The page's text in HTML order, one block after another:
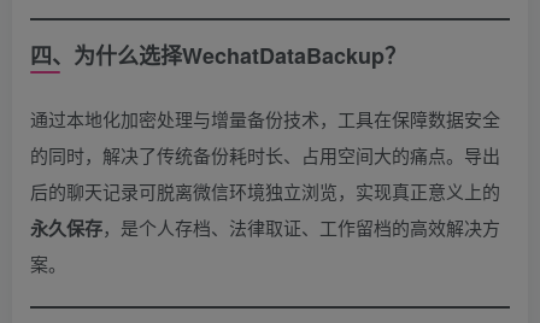
四、为什么选择WechatDataBackup？
通过本地化加密处理与增量备份技术，工具在保障数据安全
的同时，解决了传统备份耗时长、占用空间大的痛点。导出
后的聊天记录可脱离微信环境独立浏览，实现真正意义上的
永久保存，是个人存档、法律取证、工作留档的高效解决方
案。